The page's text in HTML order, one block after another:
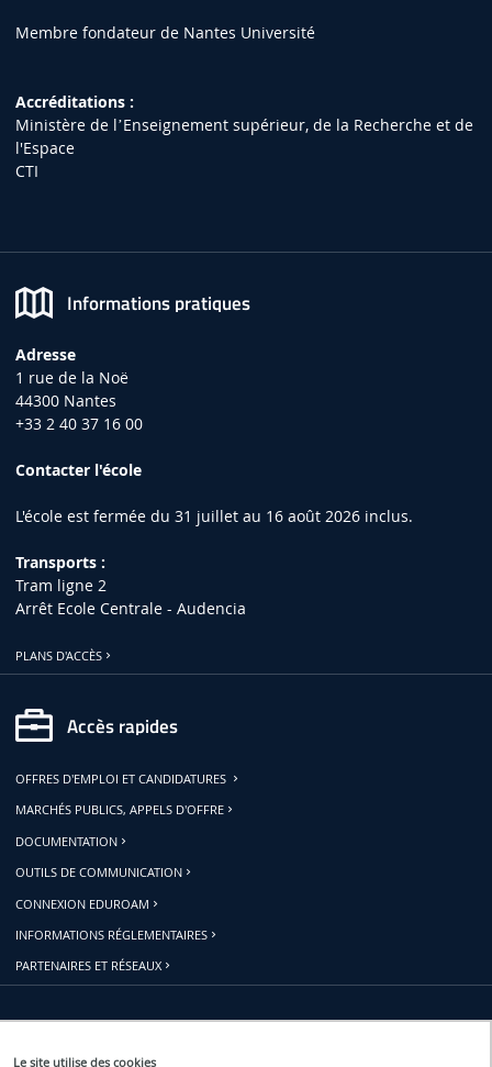
Le site utilise des cookies
Membre fondateur de Nantes Université
Accréditations :
Ministère de lʼEnseignement supérieur, de la Recherche et de
l'Espace
CTI
Informations pratiques
Adresse
1 rue de la Noë
44300 Nantes
+33 2 40 37 16 00
Contacter l'école
L'école est fermée du 31 juillet au 16 août 2026 inclus.
Transports :
Tram ligne 2
Arrêt Ecole Centrale - Audencia
PLANS D'ACCÈS
Accès rapides
OFFRES D'EMPLOI ET CANDIDATURES
MARCHÉS PUBLICS, APPELS D'OFFRE
DOCUMENTATION
OUTILS DE COMMUNICATION
CONNEXION EDUROAM
INFORMATIONS RÉGLEMENTAIRES
PARTENAIRES ET RÉSEAUX